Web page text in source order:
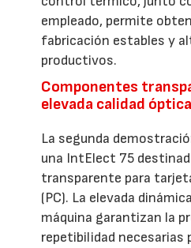
empleado, permite
fabricación estables y
productivos.
Componentes
elevada calidad óptica
La segunda
una IntElect 75
transparente para
(PC). La elevada
máquina garantizan la
repetibilidad necesarias